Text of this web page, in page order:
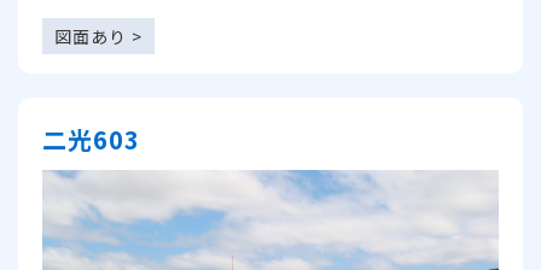
図面あり >
二光603